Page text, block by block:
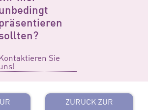
Kontaktieren Sie
ZURÜCK ZUR